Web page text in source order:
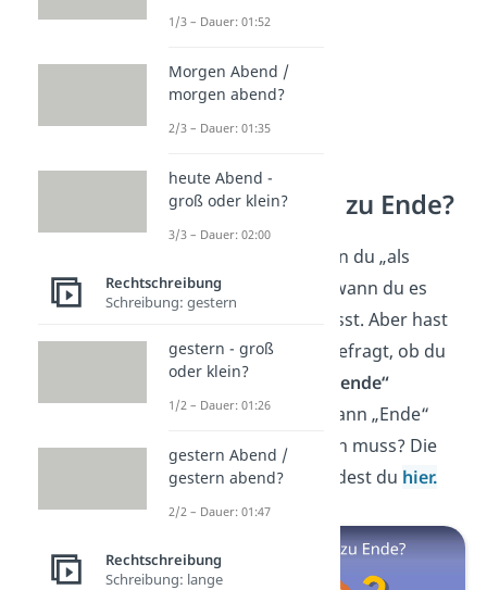
zuende oder zu Ende?
Jetzt weißt du, wann du „als
erstes“ klein- und wann du es
großschreiben musst. Aber hast
du dich auch mal gefragt, ob du
„zu Ende“
„zuende“
schreibst — und wann „Ende“
groß oder klein sein muss? Die
Antwort darauf findest du hier.
1/3 – Dauer: 01:52
Morgen Abend /
morgen abend?
2/3 – Dauer: 01:35
heute Abend -
groß oder klein?
3/3 – Dauer: 02:00
Rechtschreibung
Schreibung: gestern
gestern - groß
oder klein?
1/2 – Dauer: 01:26
gestern Abend /
gestern abend?
2/2 – Dauer: 01:47
Rechtschreibung
Schreibung: lange